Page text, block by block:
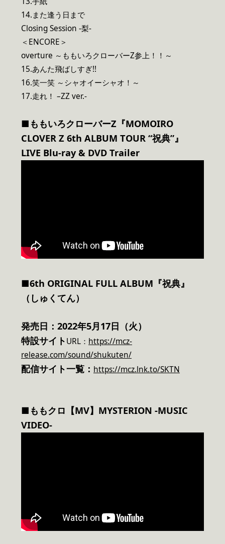
14.また逢う日まで
Closing Session -梨-
＜ENCORE＞
overture ～ももいろクローバーZ参上！！～
15.あんた⾶ばしすぎ!!
16.笑一笑 ～シャオイーシャオ！～
17.走れ！ –ZZ ver.-
■ももいろクローバーZ『MOMOIRO
CLOVER Z 6th ALBUM TOUR “祝典”』
LIVE Blu-ray & DVD Trailer
■6th ORIGINAL FULL ALBUM『祝典』
（しゅくてん）
発売日：2022年5月17日（火）
特設サイトURL： https://mcz-
release.com/sound/shukuten/
配信サイト一覧： https://mcz.lnk.to/SKTN
■ももクロ【MV】MYSTERION -MUSIC
VIDEO-